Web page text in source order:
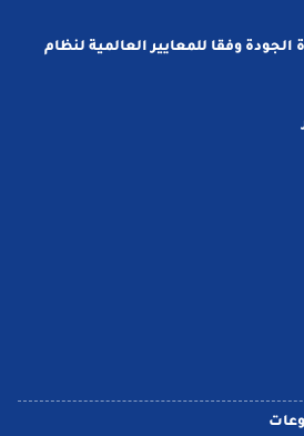
وفقا للمعايير العالمية لنظام